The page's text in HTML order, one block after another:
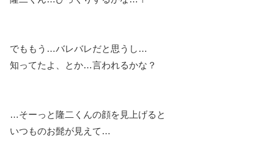
でももう…バレバレだと思うし…
知ってたよ、とか…言われるかな？
…そーっと隆二くんの顔を見上げると
いつものお髭が見えて…